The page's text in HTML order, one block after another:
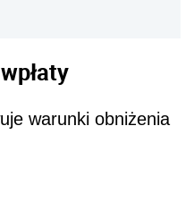
warunki obniżenia